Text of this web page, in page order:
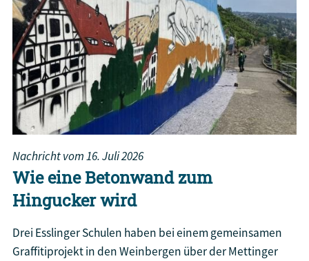
Nachricht vom16. Juli 2026
Wie eine Betonwand zum
Hingucker wird
Drei Esslinger Schulen haben bei einem gemeinsamen
Graffitiprojekt in den Weinbergen über der Mettinger